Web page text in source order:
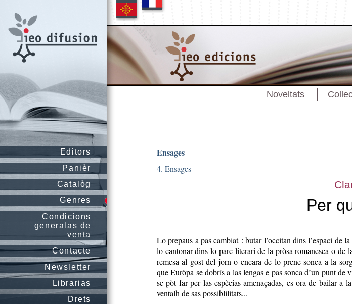
Editors
Panièr
Catalòg
Genres
Condicions
generalas de
venta
Contacte
Newsletter
Librarias
Drets
Noveltats
Ensages
4. Ensages
Per
Lo prepaus a pas cambiat : butar l’occitan dins l’espaci de
lo cantonar dins lo parc literari de la pròsa romanesca o de
remesa al gost del jorn o encara de lo prene sonca a la
que Euròpa se dobrís a las lengas e pas sonca d’un punt de
se pòt far per las espècias amenaçadas, es ora de bailar a
ventalh de sas possiblilitats...